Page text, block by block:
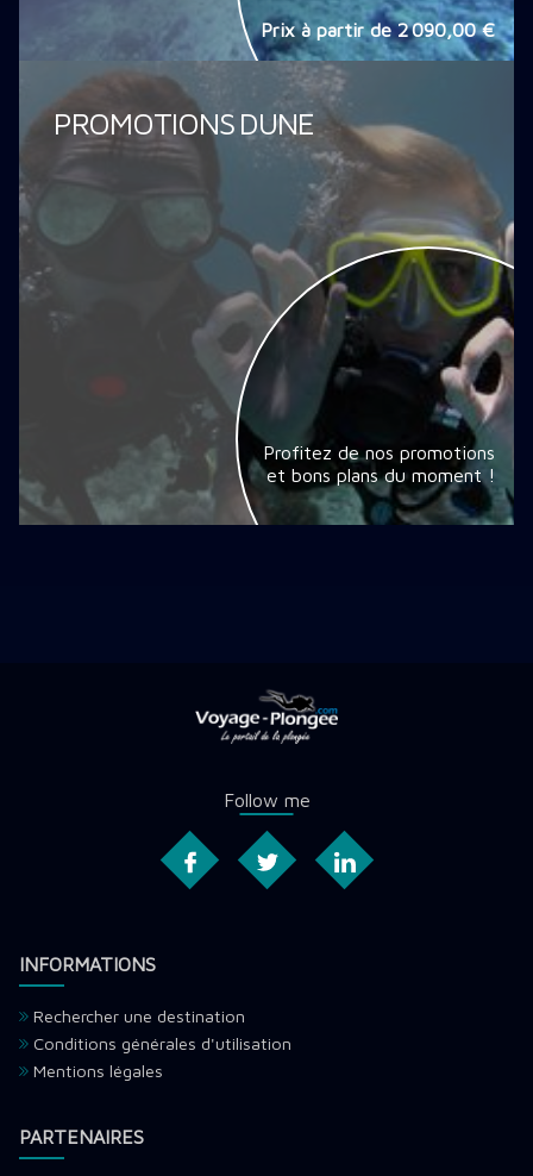
Prix à partir de2 090,00 €
PROMOTIONS DUNE
Profitez de nos promotions
et bons plans du moment !
Follow me
INFORMATIONS
Rechercher une destination
Conditions générales d'utilisation
Mentions légales
PARTENAIRES